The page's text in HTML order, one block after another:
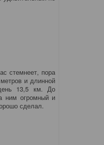
стемнеет, пора
и длинной
13,5 км. До
ним огромный и
сделал.